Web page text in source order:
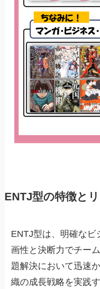
ENTJ型の特徴と
ENTJ型は、明確なビ
画性と決断力でチー
題解決において迅速
織の成長戦略を実践